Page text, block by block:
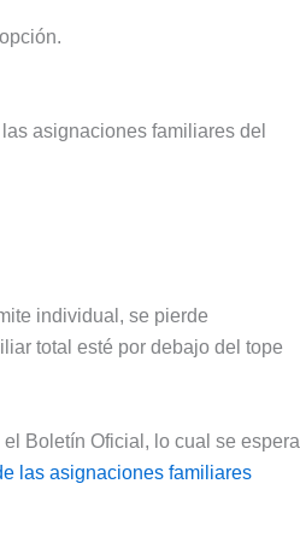
asignaciones familiares del
individual, se pierde
total esté por debajo del tope
Boletín Oficial, lo cual se espera
las asignaciones familiares